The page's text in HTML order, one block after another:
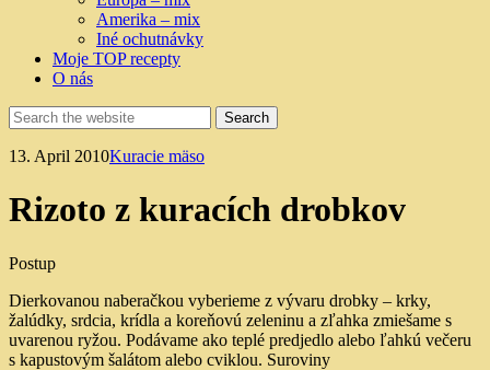
Amerika – mix
Iné ochutnávky
Moje TOP recepty
O nás
13. April 2010Kuracie mäso
Rizoto z kuracích drobkov
Postup
Dierkovanou naberačkou vyberieme z vývaru drobky – krky,
žalúdky, srdcia, krídla a koreňovú zeleninu a zľahka zmiešame s
uvarenou ryžou. Podávame ako teplé predjedlo alebo ľahkú večeru
s kapustovým šalátom alebo cviklou. Suroviny